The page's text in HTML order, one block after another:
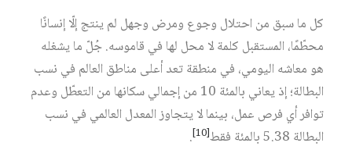
كل ما سبق من احتلال وجوع ومرض وجهل لم ينتج إلّا إنسانًا
محطّمًا، المستقبل كلمة لا محل لها في قاموسه. جُلّ ما يشغله
هو معاشه اليومي، في منطقة تعد أعلى مناطق العالم في نسب
البطالة؛ إذ يعاني بالمئة 10 من إجمالي سكانها من التعطّل وعدم
توافر أي فرص عمل، بينما لا يتجاوز المعدل العالمي في نسب
البطالة 5.38 بالمئة فقط
[10]
.